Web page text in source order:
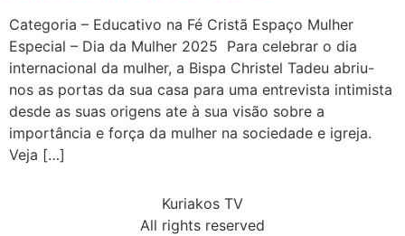
Categoria – Educativo na Fé Cristã Espaço Mulher
Especial – Dia da Mulher 2025 Para celebrar o dia
internacional da mulher, a Bispa Christel Tadeu abriu-
nos as portas da sua casa para uma entrevista intimista
desde as suas origens ate à sua visão sobre a
importância e força da mulher na sociedade e igreja.
Veja […]
Kuriakos TV
All rights reserved